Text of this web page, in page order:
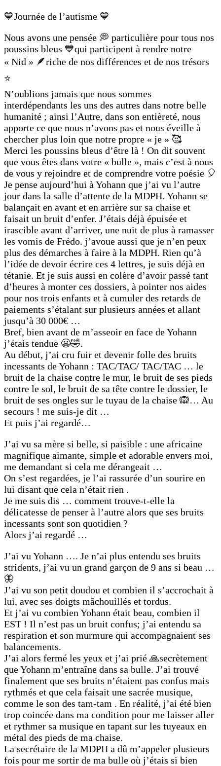
💙Journée de l’autisme 💙
Nous avons une pensée 💭 particulière pour tous nos
poussins bleus 💙qui participent à rendre notre
« Nid » 🪶riche de nos différences et de nos trésors
⭐️
N’oublions jamais que nous sommes
interdépendants les uns des autres dans notre belle
humanité ; ainsi l’Autre, dans son entièreté, nous
apporte ce que nous n’avons pas et nous éveille à
chercher plus loin que notre propre « je » 🥰
Merci les poussins bleus d’être là ! On dit souvent
que vous êtes dans votre « bulle », mais c’est à nous
de vous y rejoindre et de comprendre votre poésie 🎈
Je pense aujourd’hui à Yohann que j’ai vu l’autre
jour dans la salle d’attente de la MDPH. Yohann se
balançait en avant et en arrière sur sa chaise et
faisait un bruit d’enfer. J’étais déjà épuisée et
irascible avant d’arriver, une nuit de plus à ramasser
les vomis de Frédo. j’avoue aussi que je n’en peux
plus des démarches à faire à la MDPH. Rien qu’à
l’idée de devoir écrire ces 4 lettres, je suis déjà en
tétanie. Et je suis aussi en colère d’avoir passé tant
d’heures à monter ces dossiers, à pointer nos aides
pour nos trois enfants et à cumuler des retards de
paiements s’étalant sur plusieurs années et allant
jusqu’à 30 000€ …
Bref, bien avant de m’asseoir en face de Yohann
j’étais tendue 😬🤣.
Au début, j’ai cru fuir et devenir folle des bruits
incessants de Yohann : TAC/TAC/ TAC/TAC … le
bruit de la chaise contre le mur, le bruit de ses pieds
contre le sol, le bruit de sa tête contre le dossier, le
bruit de ses ongles sur le tuyau de la chaise 🙉… Au
secours ! me suis-je dit …
Et puis j’ai regardé…
J’ai vu sa mère si belle, si paisible : une africaine
magnifique aimante, simple et adorable envers moi,
me demandant si cela me dérangeait …
On s’est regardées, je l’ai rassurée d’un sourire en
lui disant que cela n’était rien .
Je me suis dis … comment trouve-t-elle la
délicatesse de penser à l’autre alors que ses bruits
incessants sont son quotidien ?
Alors j’ai regardé …
J’ai vu Yohann …. Je n’ai plus entendu ses bruits
stridents, j’ai vu un grand garçon de 9 ans si beau …
🦋
J’ai vu son petit doudou et combien il s’accrochait à
lui, avec ses doigts mâchouillés et tordus.
Et j’ai vu combien Yohann était beau, combien il
EST ! Il n’est pas un bruit confus; j’ai entendu sa
respiration et son murmure qui accompagnaient ses
balancements.
J’ai alors fermé les yeux et j’ai prié 🙏secrètement
que Yohann m’entraîne dans sa bulle. J’ai trouvé
finalement que ses bruits n’étaient pas confus mais
rythmés et que cela faisait une sacrée musique,
comme le son des tam-tam . En réalité, j’ai été bien
trop coincée dans ma condition pour me laisser aller
et rythmer sa musique en tapant sur les tuyeaux en
métal des pieds de ma chaise.
La secrétaire de la MDPH a dû m’appeler plusieurs
fois pour me sortir de ma bulle où j’étais si bien